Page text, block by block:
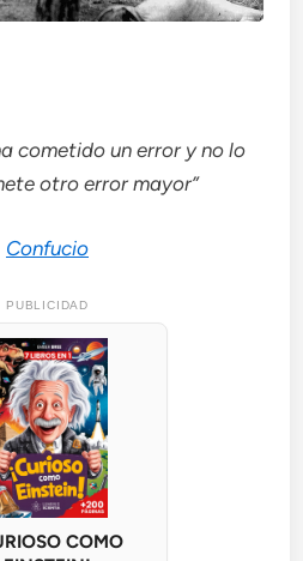
cometido un error y no lo
otro error mayor”
Confucio
PUBLICIDAD
COMO